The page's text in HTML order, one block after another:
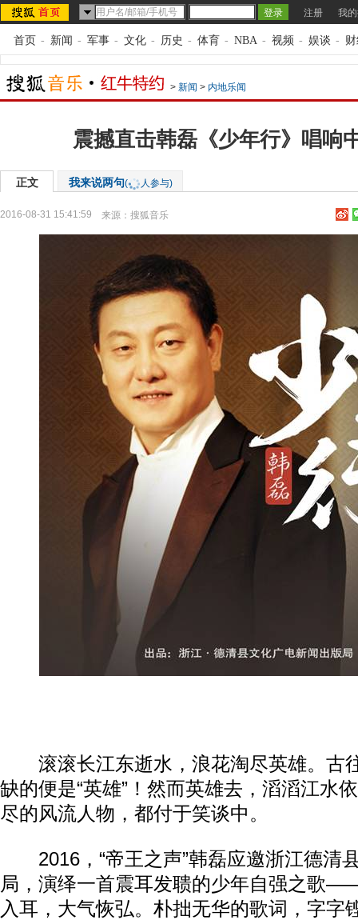
注册 我
首页 - 新闻 - 军事 - 文化 - 历史 - 体育 - NBA - 视频 - 娱谈 -
> 新闻 > 内地乐闻
震撼直击韩磊《少年行》唱响
正文 我来说两句( 人参与)
2016-08-31 15:41:59 来源： 搜狐音乐
滚滚长江东逝水，浪花淘尽英雄。古
缺的便是“英雄”！然而英雄去，滔滔江水
尽的风流人物，都付于笑谈中。
2016，“帝王之声”韩磊应邀浙江德清
局，演绎一首震耳发聩的少年自强之歌
入耳，大气恢弘。朴拙无华的歌词，字字